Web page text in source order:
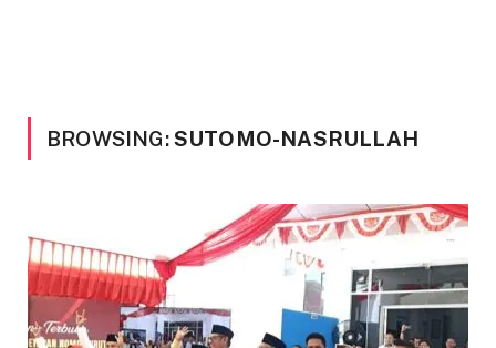
BROWSING:SUTOMO-NASRULLAH